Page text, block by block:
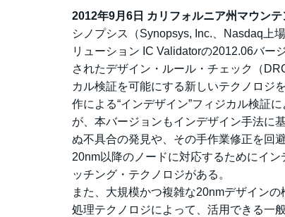
2012年9月6日 カリフォルニア州マウン
シノプシス（Synopsys, Inc.、Nasdaq上
リューション IC Validatorの2012.06バー
されたデザイン・ルール・チェック（
カル検証を可能にする新しいテクノロジ
作による“インデザイン”フィジカル検証
が、本バージョンもインデザイン手法に
ぬ不具合の発見や、その手作業修正を回避
20nm以降のノードに対応するためにイ
ッチング・テクノロジがある。
また、大規模かつ複雑な20nmデザイン
処理テクノロジによって、活用できる一